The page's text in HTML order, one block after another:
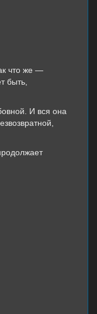
что же —
быть,
И вся она